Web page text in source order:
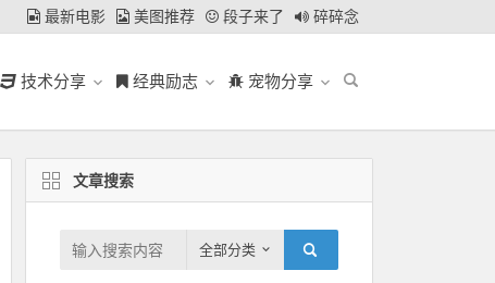
最新电影 美图推荐 段子来了 碎碎念
技术分享 经典励志 宠物分享
文章搜索
全部分类